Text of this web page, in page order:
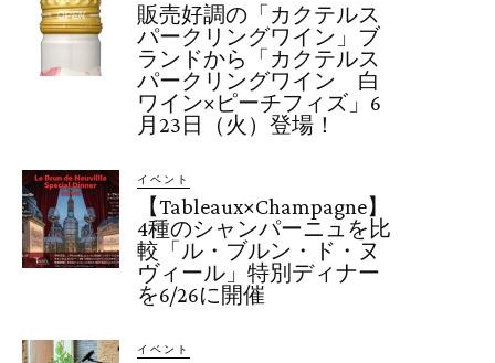
販売好調の「カクテルス
パークリングワイン」ブ
ランドから「カクテルス
パークリングワイン 白
ワイン×ピーチフィズ」6
月23日（火）登場！
イベント
【Tableaux×Champagne】
4種のシャンパーニュを比
較「ル・ブルン・ド・ヌ
ヴィール」特別ディナー
を6/26に開催
イベント